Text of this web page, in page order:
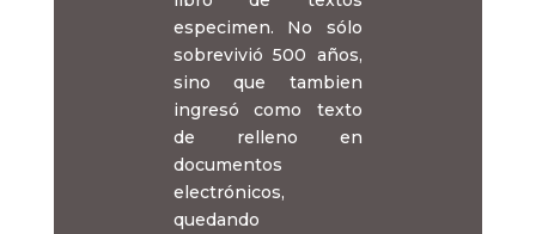
especimen. No sólo
sobrevivió 500 años,
sino que tambien
ingresó como texto
de relleno en
documentos
electrónicos,
quedando